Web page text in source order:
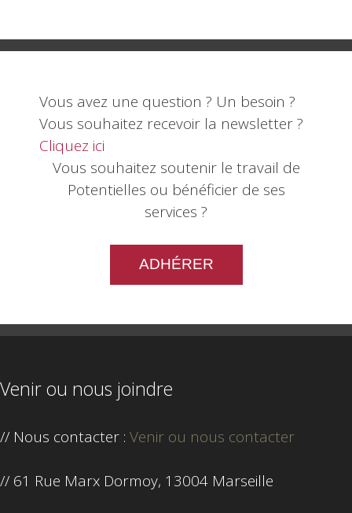
Vous avez une question ? Un besoin ?
Vous souhaitez recevoir la newsletter ?
Cliquez ici
Vous souhaitez soutenir le travail de
Potentielles ou bénéficier de ses
services ?
ADHÉRER
Venir ou nous joindre
// Nous contacter : Venir ou nous contacter
// 61 Rue Marx Dormoy, 13004 Marseille